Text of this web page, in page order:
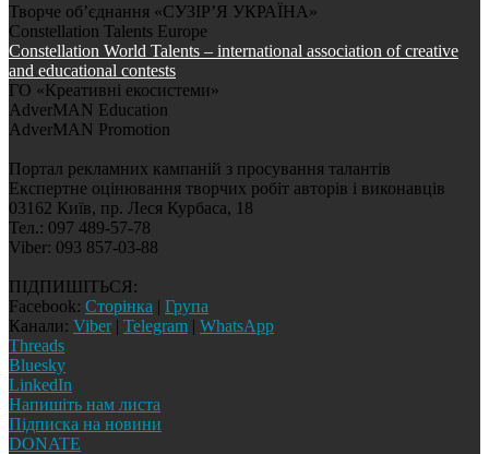
Творче об’єднання «СУЗІР’Я УКРАЇНА»
Constellation Talents Europe
Constellation World Talents – international association of creative
and educational contests
ГО «Креативні екосистеми»
AdverMAN Education
AdverMAN Promotion
Портал рекламних кампаній з просування талантів
Експертне оцінювання творчих робіт авторів і виконавців
03162 Київ, пр. Леся Курбаса, 18
Тел.: 097 489-57-78
Viber: 093 857-03-88
ПІДПИШІТЬСЯ:
Facebook: Сторінка | Група
Канали: Viber| Telegram | WhatsApp
Threads
Bluesky
LinkedIn
Напишіть нам листа
Підписка на новини
DONATE